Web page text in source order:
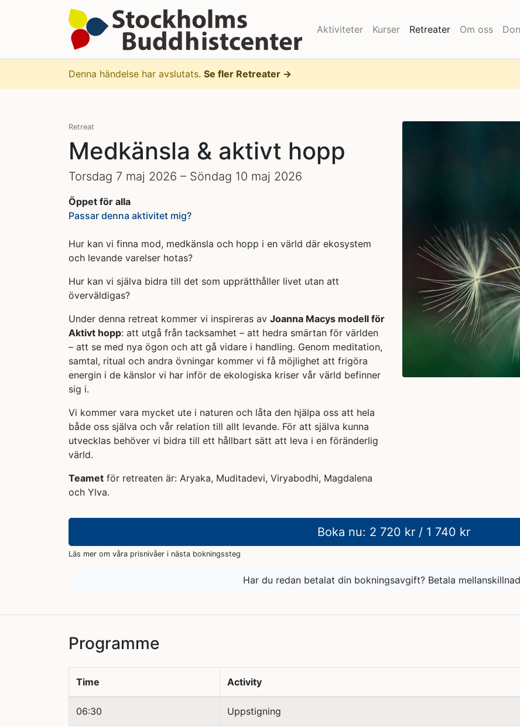
Aktiviteter Kurser Retreater Om oss
Denna händelse har avslutats. Se fler Retreater →
Retreat
Medkänsla & aktivt hopp
Torsdag 7 maj 2026 – Söndag 10 maj 2026
Öppet för alla
Passar denna aktivitet mig?
Hur kan vi finna mod, medkänsla och hopp i en värld där ekosystem
och levande varelser hotas?
Hur kan vi själva bidra till det som upprätthåller livet utan att
överväldigas?
Under denna retreat kommer vi inspireras av Joanna Macys modell för
Aktivt hopp: att utgå från tacksamhet – att hedra smärtan för världen
– att se med nya ögon och att gå vidare i handling. Genom meditation,
samtal, ritual och andra övningar kommer vi få möjlighet att frigöra
energin i de känslor vi har inför de ekologiska kriser vår värld befinner
sig i.
Vi kommer vara mycket ute i naturen och låta den hjälpa oss att hela
både oss själva och vår relation till allt levande. För att själva kunna
utvecklas behöver vi bidra till ett hållbart sätt att leva i en föränderlig
värld.
Teamet för retreaten är: Aryaka, Muditadevi, Viryabodhi, Magdalena
och Ylva.
Boka nu: 2 720 kr / 1 740 kr
Läs mer om våra prisnivåer i nästa bokningssteg
Har du redan betalat din bokningsavgift? Betala
Programme
Time Activity
06:30 Uppstigning